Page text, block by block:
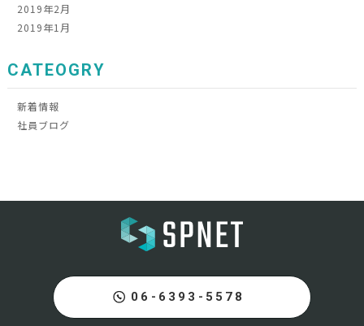
2019年2月
2019年1月
CATEOGRY
新着情報
社員ブログ
06-6393-5578